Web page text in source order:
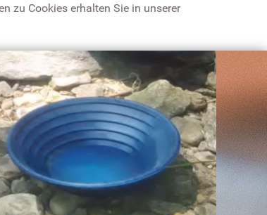
zu Cookies erhalten Sie in unserer